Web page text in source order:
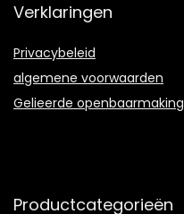
Verklaringen
Privacybeleid
algemene voorwaarden
Gelieerde openbaarmaking
Productcategorieën